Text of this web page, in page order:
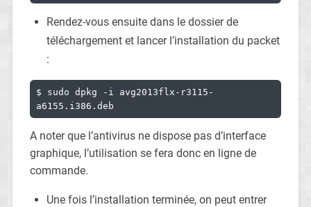
Rendez-vous ensuite dans le dossier de
téléchargement et lancer l’installation du packet
:
$ sudo dpkg -i avg2013flx-r3115-
a6155.i386.deb
A noter que l’antivirus ne dispose pas d’interface
graphique, l’utilisation se fera donc en ligne de
commande.
Une fois l’installation terminée, on peut entrer